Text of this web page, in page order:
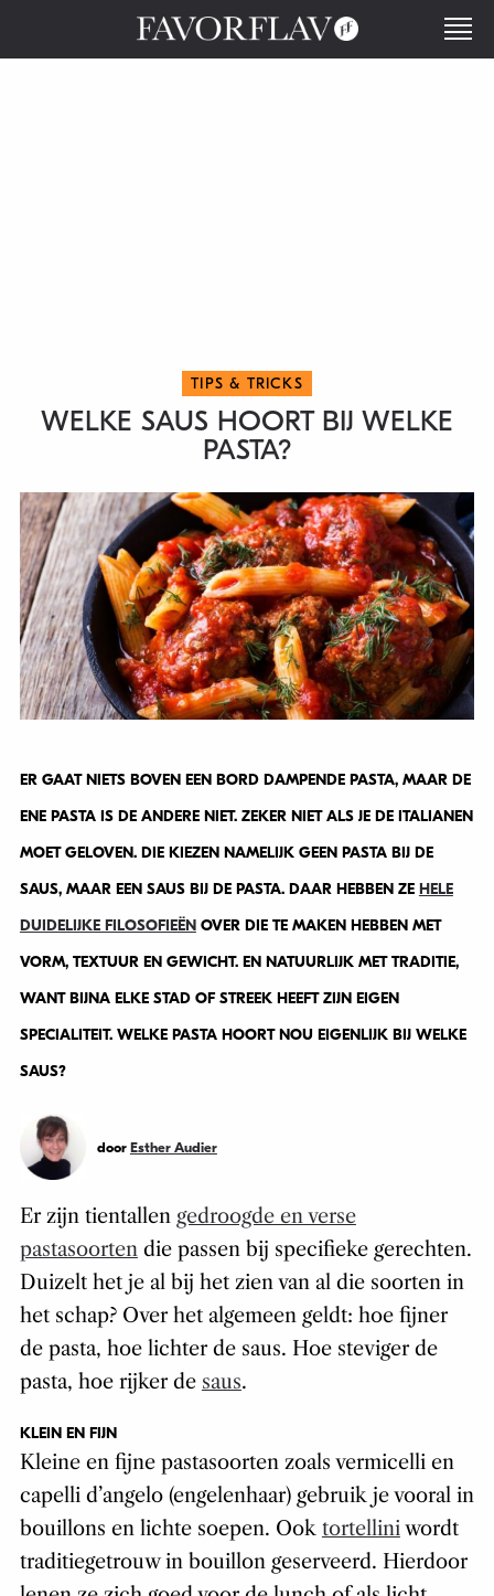
TIPS & TRICKS
WELKE SAUS HOORT BIJ WELKE
PASTA?
ER GAAT NIETS BOVEN EEN BORD DAMPENDE PASTA, MAAR DE
ENE PASTA IS DE ANDERE NIET. ZEKER NIET ALS JE DE ITALIANEN
MOET GELOVEN. DIE KIEZEN NAMELIJK GEEN PASTA BIJ DE
SAUS, MAAR EEN SAUS BIJ DE PASTA. DAAR HEBBEN ZE HELE
DUIDELIJKE FILOSOFIEËNOVER DIE TE MAKEN HEBBEN MET
VORM, TEXTUUR EN GEWICHT. EN NATUURLIJK MET TRADITIE,
WANT BIJNA ELKE STAD OF STREEK HEEFT ZIJN EIGEN
SPECIALITEIT. WELKE PASTA HOORT NOU EIGENLIJK BIJ WELKE
SAUS?
door Esther Audier
Er zijn tientallen gedroogde en verse
pastasoortendie passen bij specifieke gerechten.
Duizelt het je al bij het zien van al die soorten in
het schap? Over het algemeen geldt: hoe fijner
de pasta, hoe lichter de saus. Hoe steviger de
pasta, hoe rijker de saus.
KLEIN EN FIJN
Kleine en fijne pastasoorten zoals vermicelli en
capelli d’angelo (engelenhaar) gebruik je vooral in
bouillons en lichte soepen. Ook tortelliniwordt
traditiegetrouw in bouillon geserveerd. Hierdoor